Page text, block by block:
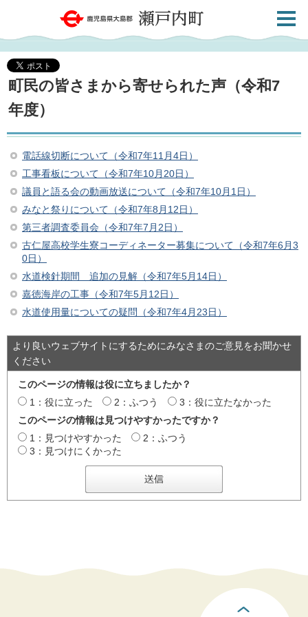
鹿児島県大島郡 瀬戸内町
共通メ
町民の皆さまから寄せられた声（令和7
年度）
電話線切断について（令和7年11月4日）
工事看板について（令和7年10月20日）
議員と語る会の動画放送について（令和7年10月1日）
みなと祭りについて（令和7年8月12日）
第三者調査委員会（令和7年7月2日）
古仁屋⾼校学⽣寮コーディネーター募集について（令和7年6月3
0日）
水道検針期間 追加の見解（令和7年5月14日）
嘉徳海岸の工事（令和7年5月12日）
水道使用量についての疑問（令和7年4月23日）
より良いウェブサイトにするためにみなさまのご意見をお聞かせ
ください
このページの情報は役に立ちましたか？
1：役に立った
2：ふつう
3：役に立たなかった
このページの情報は見つけやすかったですか？
1：見つけやすかった
2：ふつう
3：見つけにくかった